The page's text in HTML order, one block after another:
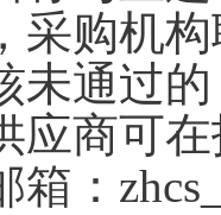
采购机
未通过
应商可
：